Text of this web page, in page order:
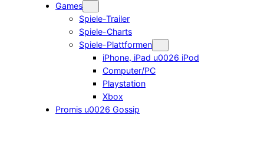
Games
Spiele-Trailer
Spiele-Charts
Spiele-Plattformen
iPhone, iPad u0026 iPod
Computer/PC
Playstation
Xbox
Promis u0026 Gossip